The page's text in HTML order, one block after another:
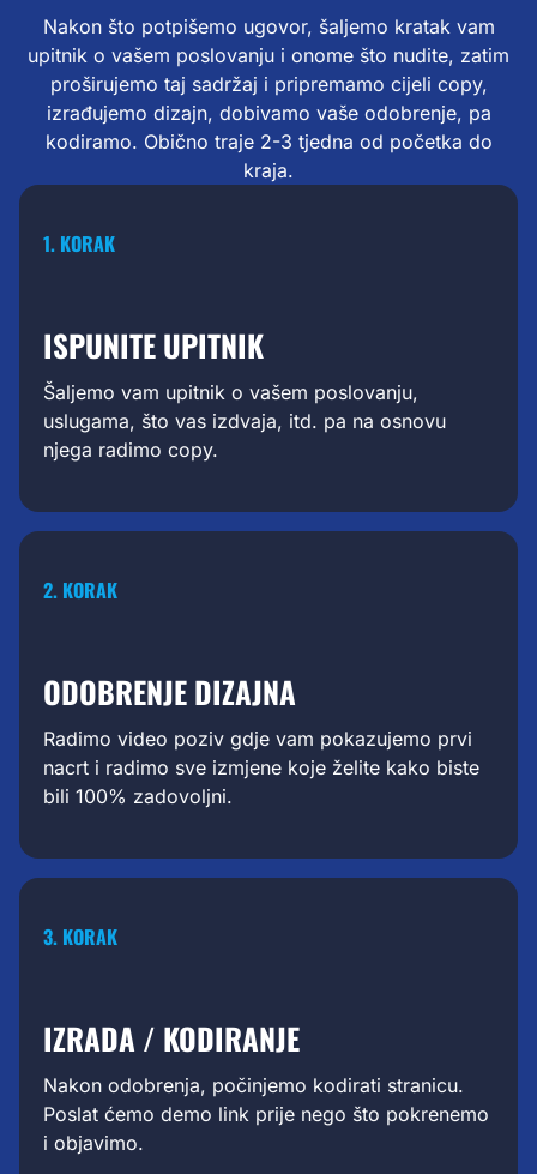
Nakon što potpišemo ugovor, šaljemo kratak vam
upitnik o vašem poslovanju i onome što nudite, zatim
proširujemo taj sadržaj i pripremamo cijeli copy,
izrađujemo dizajn, dobivamo vaše odobrenje, pa
kodiramo. Obično traje 2-3 tjedna od početka do
kraja.
1. KORAK
ISPUNITE UPITNIK
Šaljemo vam upitnik o vašem poslovanju,
uslugama, što vas izdvaja, itd. pa na osnovu
njega radimo copy.
2. KORAK
ODOBRENJE DIZAJNA
Radimo video poziv gdje vam pokazujemo prvi
nacrt i radimo sve izmjene koje želite kako biste
bili 100% zadovoljni.
3. KORAK
IZRADA / KODIRANJE
Nakon odobrenja, počinjemo kodirati stranicu.
Poslat ćemo demo link prije nego što pokrenemo
i objavimo.